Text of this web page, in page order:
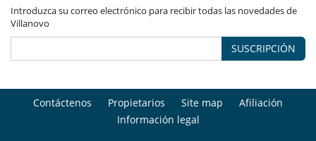
Introduzca su correo electrónico para recibir todas las novedades de
Villanovo
SUSCRIPCIÓN
Contáctenos Propietarios Site map
Afiliación
Información legal